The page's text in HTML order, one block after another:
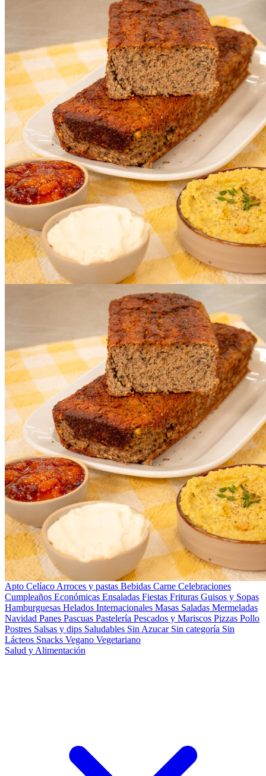
Apto Celíaco Arroces y pastas Bebidas Carne Celebraciones
Cumpleaños Económicas Ensaladas Fiestas Frituras Guisos y Sopas
Hamburguesas Helados Internacionales Masas Saladas Mermeladas
Navidad Panes Pascuas Pastelería Pescados y Mariscos Pizzas Pollo
Postres Salsas y dips Saludables Sin Azucar Sin categoría Sin
Lácteos Snacks Vegano Vegetariano
Salud y Alimentación